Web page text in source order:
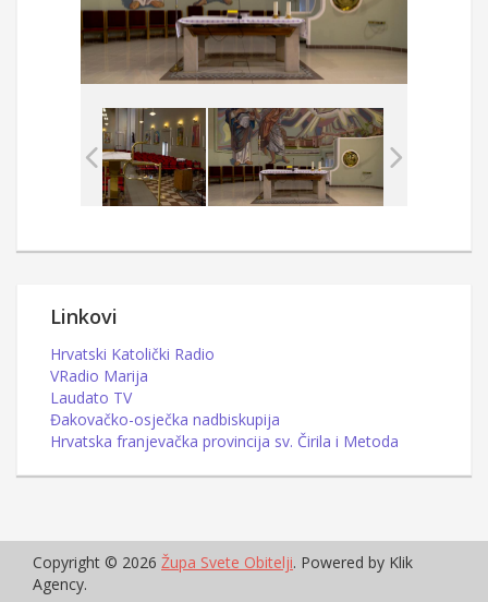
Linkovi
Hrvatski Katolički Radio
VRadio Marija
Laudato TV
Đakovačko-osječka nadbiskupija
Hrvatska franjevačka provincija sv. Čirila i Metoda
Copyright © 2026 Župa Svete Obitelji. Powered by Klik
Agency.